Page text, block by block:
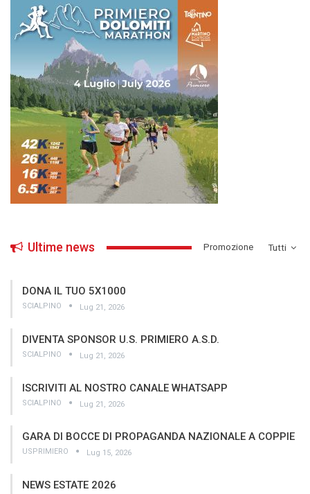
Tutti
Ultime news ­Promozione
DONA IL TUO 5X1000
SCIALPINO Lug 21, 2026
DIVENTA SPONSOR U.S. PRIMIERO A.S.D.
SCIALPINO Lug 21, 2026
ISCRIVITI AL NOSTRO CANALE WHATSAPP
SCIALPINO Lug 21, 2026
GARA DI BOCCE DI PROPAGANDA NAZIONALE A COPPIE
USPRIMIERO Lug 15, 2026
NEWS ESTATE 2026